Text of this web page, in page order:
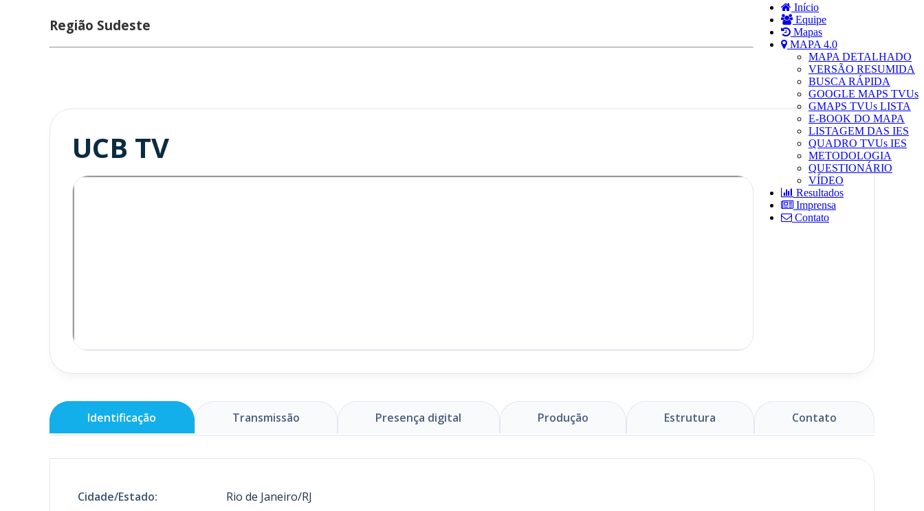
Início
Equipe
Mapas
MAPA 4.0
MAPA DETALHADO
VERSÃO RESUMIDA
BUSCA RÁPIDA
GOOGLE MAPS TVUs
GMAPS TVUs LISTA
E-BOOK DO MAPA
LISTAGEM DAS IES
QUADRO TVUs IES
METODOLOGIA
QUESTIONÁRIO
VÍDEO
Resultados
Imprensa
Contato
Região Sudeste
UCB TV
Identificação Transmissão Presença digital Produção Estrutura Contato
Cidade/Estado: Rio de Janeiro/RJ